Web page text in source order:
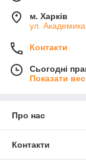
м. Харків
ул.
Контакти
Сьогодні
Показати
Про нас
Контакти